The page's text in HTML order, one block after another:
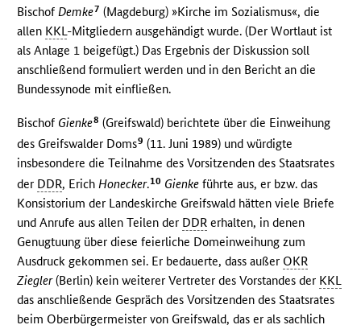
BischofDemke7 (Magdeburg) »Kirche im Sozialismus«, die
allen KKL-Mitgliedern ausgehändigt wurde. (Der Wortlaut ist
als Anlage 1 beigefügt.) Das Ergebnis der Diskussion soll
anschließend formuliert werden und in den Bericht an die
Bundessynode mit einfließen.
Bischof Gienke8 (Greifswald) berichtete über die Einweihung
des Greifswalder Doms9 (11. Juni 1989) und würdigte
insbesondere die Teilnahme des Vorsitzenden des Staatsrates
der DDR, Erich Honecker.10 Gienke führte aus, er bzw. das
Konsistorium der Landeskirche Greifswald hätten viele Briefe
und Anrufe aus allen Teilen der DDR erhalten, in denen
Genugtuung über diese feierliche Domeinweihung zum
Ausdruck gekommen sei. Er bedauerte, dass außer OKR
Ziegler(Berlin) kein weiterer Vertreter des Vorstandes der KKL
das anschließende Gespräch des Vorsitzenden des Staatsrates
beim Oberbürgermeister von Greifswald, das er als sachlich